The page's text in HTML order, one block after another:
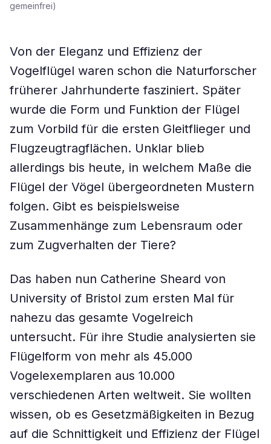
gemeinfrei)
Von der Eleganz und Effizienz der
Vogelflügel waren schon die Naturforscher
früherer Jahrhunderte fasziniert. Später
wurde die Form und Funktion der Flügel
zum Vorbild für die ersten Gleitflieger und
Flugzeugtragflächen. Unklar blieb
allerdings bis heute, in welchem Maße die
Flügel der Vögel übergeordneten Mustern
folgen. Gibt es beispielsweise
Zusammenhänge zum Lebensraum oder
zum Zugverhalten der Tiere?
Das haben nun Catherine Sheard von
University of Bristol zum ersten Mal für
nahezu das gesamte Vogelreich
untersucht. Für ihre Studie analysierten sie
Flügelform von mehr als 45.000
Vogelexemplaren aus 10.000
verschiedenen Arten weltweit. Sie wollten
wissen, ob es Gesetzmäßigkeiten in Bezug
auf die Schnittigkeit und Effizienz der Flügel